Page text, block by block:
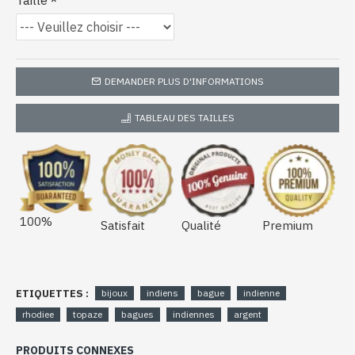
DEMANDER PLUS D'INFORMATIONS
TABLEAU DES TAILLES
100% Satisfait Qualité Premium
ETIQUETTES : bijoux indiens bague
indienne
rhodiee
topaze bagues indiennes argent
PRODUITS CONNEXES